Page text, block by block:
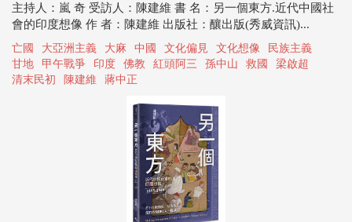
主持人：嵐 奇 受訪人：陳建維 書 名：另一個東方.近代中國社
會的印度想像 作 者：陳建維 出版社：釀出版(秀威資訊)...
亡國 大亞洲主義 大麻 中國 文化偏見 文化想像
民族主義
甘地
甲午戰爭 印度 佛教 紅頭阿三 孫中山 救國
梁啟超
清末民初
陳建維 蔣中正